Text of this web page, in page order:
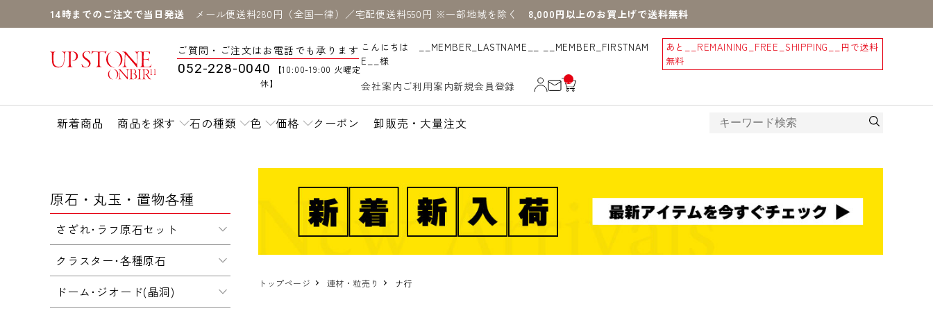
14時までのご注文で当日発送 メール便送料280円（全国一律）／宅配便送料550円 ※一部地域を除く 8,000円以上のお買上げで送料無料
ご質問・ご注文はお電話でも承ります
052-228-0040
【10:00-19:00 火曜定
休】
こんにちは __MEMBER_LASTNAME__ __MEMBER_FIRSTNAM
E__様
あと __REMAINING_FREE_SHIPPING__
円で送料
無料
会社案内 ご利用案内新規会員登録
__
IT
_C
新着商品 商品を探す 石の種類 色 価格 クーポン 卸販売・大量注文
トップページ 連材・粒売り ナ行
原石・丸玉・置物各種
さざれ･ラフ原石セット
クラスター･各種原石
ドーム･ジオード(晶洞)